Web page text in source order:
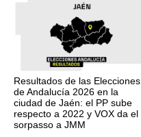
Resultados de las Elecciones
de Andalucía 2026 en la
ciudad de Jaén: el PP sube
respecto a 2022 y VOX da el
sorpasso a JMM